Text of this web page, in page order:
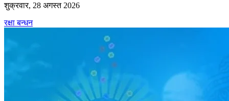
शुक्रवार, 28 अगस्त 2026
रक्षा बन्धन